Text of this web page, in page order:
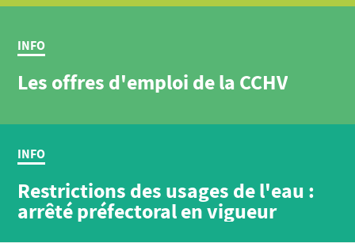
INFO
Les offres d'emploi de la CCHV
INFO
Restrictions des usages de l'eau :
arrêté préfectoral en vigueur